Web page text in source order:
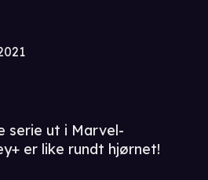
serie ut i Marvel-
er like rundt hjørnet!